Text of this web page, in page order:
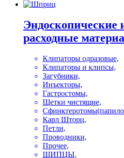
Эндоскопические
расходные
Клипаторы одразовые,
Клипаторы и клипсы,
Загубники,
Инъекторы,
Гастростомы,
Щетки чистящие,
Карл Шторц,
Петли,
Проводники,
Прочее,
ЩИПЦЫ,